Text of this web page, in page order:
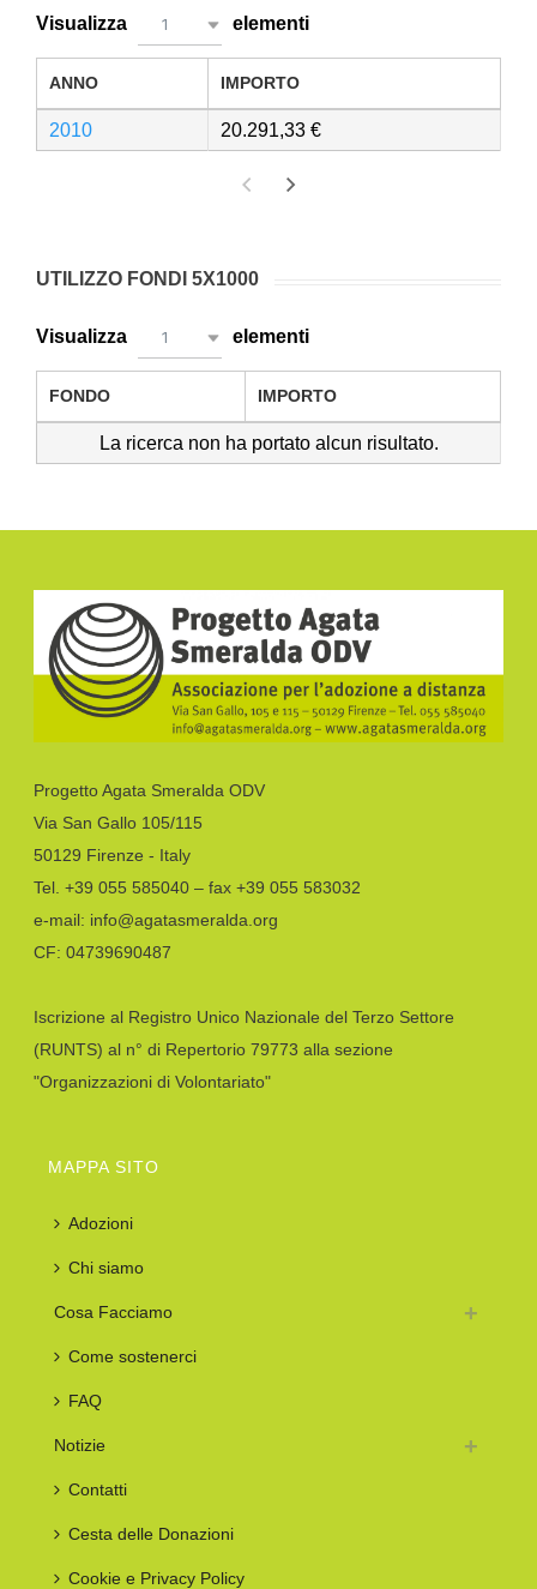
Visualizza 1 elementi
ANNO IMPORTO
2010 20.291,33
UTILIZZO FONDI 5X1000
Visualizza 1 elementi
FONDO IMPORTO
La ricerca non ha portato alcun risultato.
Progetto Agata Smeralda ODV
Via San Gallo 105/115
50129 Firenze - Italy
Tel. +39 055 585040 – fax +39 055 583032
e-mail: info@agatasmeralda.org
CF: 04739690487
Iscrizione al Registro Unico Nazionale del Terzo Settore
(RUNTS) al n° di Repertorio 79773 alla sezione
"Organizzazioni di Volontariato"
MAPPA SITO
Adozioni
Chi siamo
Cosa Facciamo
Come sostenerci
FAQ
Notizie
Contatti
Cesta delle Donazioni
Cookie e Privacy Policy